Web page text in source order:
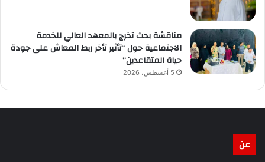
مناقشة بحث تخرج بالمعهد العالي للخدمة
الاجتماعية حول “تأثير تأخر ربط المعاش على جودة
حياة المتقاعدين”
5 أغسطس، 2026
عن